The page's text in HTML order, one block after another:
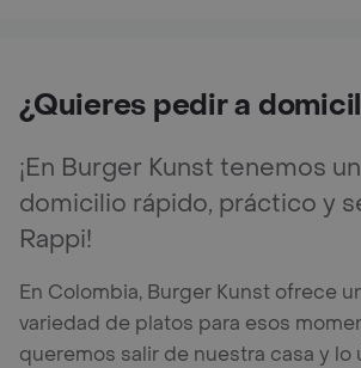
¿Quieres pedir a
¡En Burger Kunst tenemos
domicilio rápido, práctico y
Rappi!
En Colombia, Burger Kunst ofrece
variedad de platos para esos
queremos salir de nuestra casa y lo